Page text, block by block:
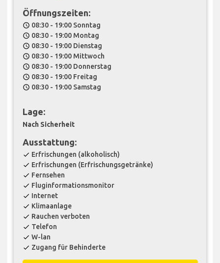
Öffnungszeiten:
schedule 08:30 - 19:00 Sonntag
schedule 08:30 - 19:00 Montag
schedule 08:30 - 19:00 Dienstag
schedule 08:30 - 19:00 Mittwoch
schedule 08:30 - 19:00 Donnerstag
schedule 08:30 - 19:00 Freitag
schedule 08:30 - 19:00 Samstag
Lage:
Nach Sicherheit
Ausstattung:
check Erfrischungen (alkoholisch)
check Erfrischungen (Erfrischungsgetränke)
check Fernsehen
check Fluginformationsmonitor
check Internet
check Klimaanlage
check Rauchen verboten
check Telefon
check W-lan
check Zugang für Behinderte